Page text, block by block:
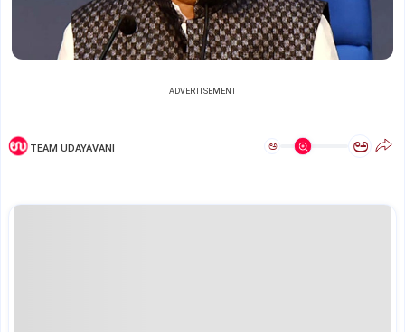
ADVERTISEMENT
TEAM UDAYAVANI ಅ ಅ